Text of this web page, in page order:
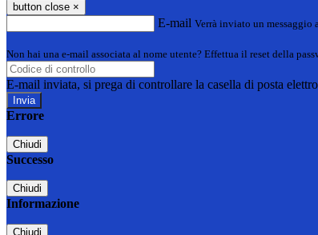
button close ×
E-mail Verrà inviato un
Non hai una e-mail associata al nome utente? Effettua il reset della
E-mail inviata, si prega di controllare la casella di posta
Errore
Chiudi
Successo
Chiudi
Informazione
Chiudi